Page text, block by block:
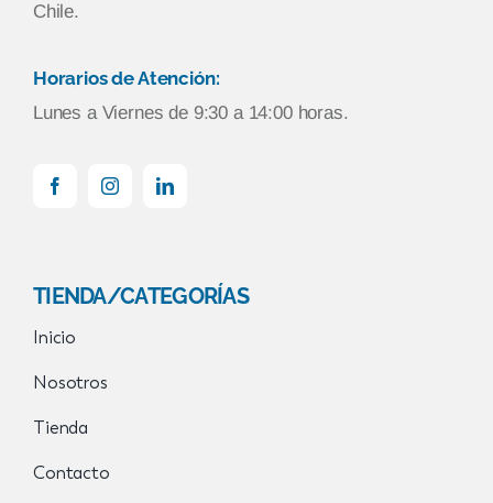
Chile.
Horarios de Atención:
Lunes a Viernes de 9:30 a 14:00 horas.
TIENDA/CATEGORÍAS
Inicio
Nosotros
Tienda
Contacto